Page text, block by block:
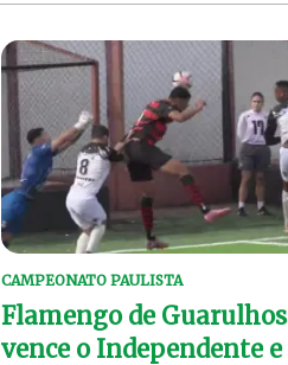
CAMPEONATO PAULISTA
Flamengo de Guarulhos
vence o Independente e